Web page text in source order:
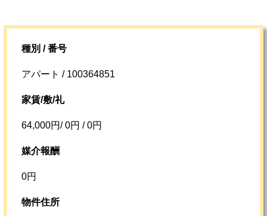
種別 / 番号
アパート / 100364851
家賃/敷/礼
64,000円/ 0円 / 0円
媒介報酬
0円
物件住所